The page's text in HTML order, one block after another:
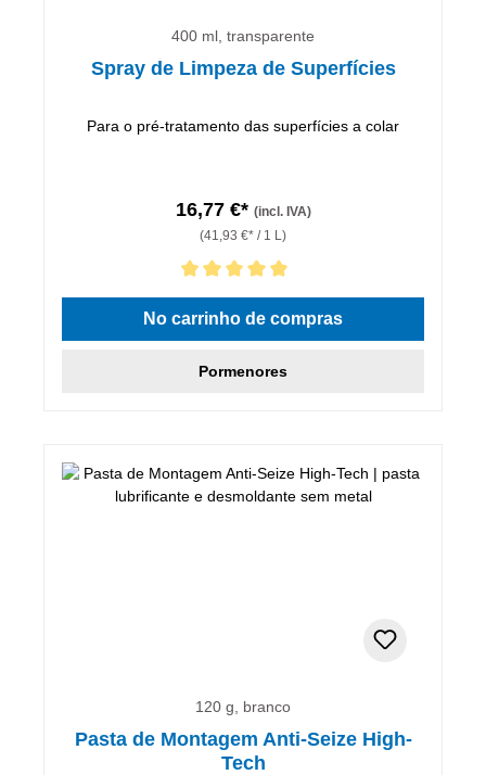
400 ml, transparente
Spray de Limpeza de Superfícies
Para o pré-tratamento das superfícies a colar
16,77 €* (incl. IVA)
(41,93 €* / 1 L)
Classificação média de 5 de 5 estrelas
No carrinho de compras
Pormenores
120 g, branco
Pasta de Montagem Anti-Seize High-
Tech